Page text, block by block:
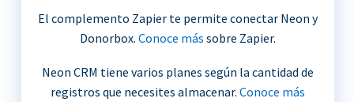
El complemento Zapier te permite conectar Neon y
Donorbox. Conoce más sobre Zapier.
Neon CRM tiene varios planes según la cantidad de
registros que necesites almacenar. Conoce más